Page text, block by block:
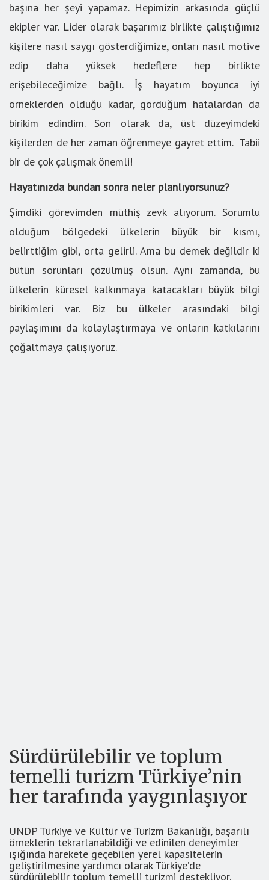
başına her şeyi yapamaz. Hepimizin arkasında güçlü
ekipler var. Lider olarak başarımız birlikte çalıştığımız
kişilere nasıl saygı gösterdiğimize, onları nasıl motive
edip daha yüksek hedeflere hep birlikte
erişebileceğimize bağlı. İş hayatım boyunca iyi
örneklerden olduğu kadar, gördüğüm hatalardan da
birikim edindim. Son olarak da, üst düzeyimdeki
kişilerden de her zaman öğrenmeye gayret ettim. Tabii
bir de çok çalışmak önemli!
Hayatınızda bundan sonra neler planlıyorsunuz?
Şimdiki görevimden müthiş zevk alıyorum. Sorumlu
olduğum bölgedeki ülkelerin büyük bir kısmı,
belirttiğim gibi, orta gelirli. Ama bu demek değildir ki
bütün sorunları çözülmüş olsun. Aynı zamanda, bu
ülkelerin küresel kalkınmaya katacakları büyük bilgi
birikimleri var. Biz bu ülkeler arasındaki bilgi
paylaşımını da kolaylaştırmaya ve onların katkılarını
çoğaltmaya çalışıyoruz.
Sürdürülebilir ve toplum
temelli turizm Türkiye’nin
her tarafında yaygınlaşıyor
UNDP Türkiye ve Kültür ve Turizm Bakanlığı, başarılı
örneklerin tekrarlanabildiği ve edinilen deneyimler
ışığında harekete geçebilen yerel kapasitelerin
geliştirilmesine yardımcı olarak Türkiye’de
sürdürülebilir toplum temelli turizmi destekliyor.